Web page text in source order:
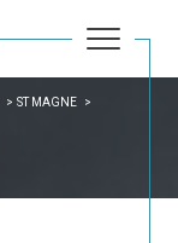
ST MAGNE